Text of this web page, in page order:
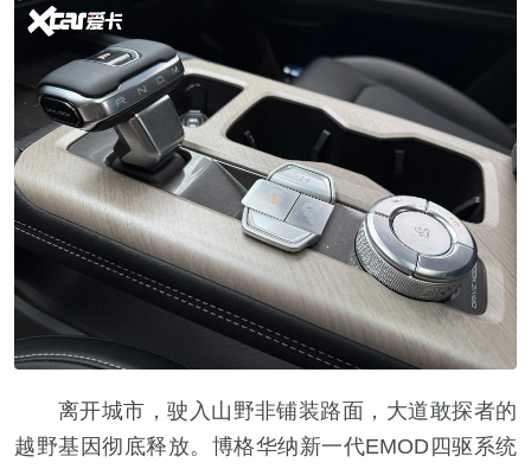
离开城市，驶入山野非铺装路面，大道敢探者的
越野基因彻底释放。博格华纳新一代EMOD四驱系统